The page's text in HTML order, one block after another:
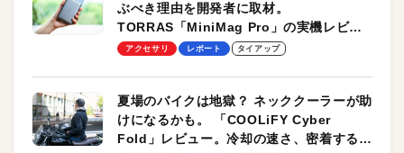
ぶべき理由を開発者に取材。
TORRAS「MiniMag Pro」の実機レビュ
ーも
アクセサリ レポート タイアップ
夏場のバイクは地獄？ ネッククーラーが助
けになるかも。 「COOLiFY Cyber
Fold」レビュー。冷却の速さ、密着する冷